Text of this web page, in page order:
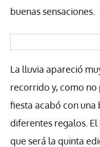
buenas sensaciones.
La lluvia apareció
recorrido y, como
fiesta acabó con
diferentes regalos.
que será la quinta